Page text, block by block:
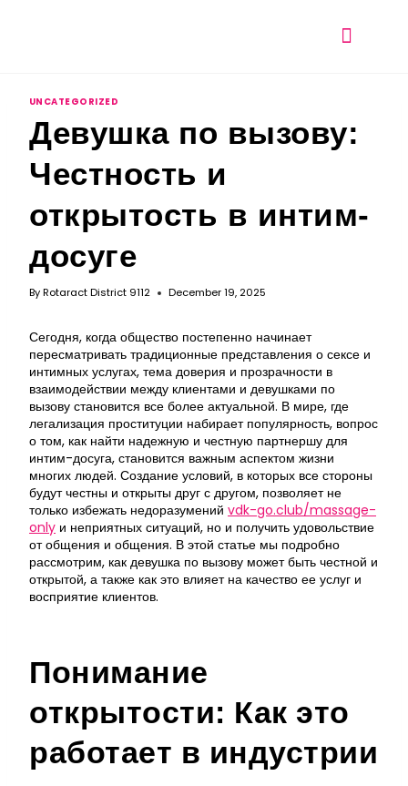
UNCATEGORIZED
Девушка по вызову:
Честность и
открытость в интим-
досуге
ByRotaract District 9112 December 19, 2025
Сегодня, когда общество постепенно начинает
пересматривать традиционные представления о сексе и
интимных услугах, тема доверия и прозрачности в
взаимодействии между клиентами и девушками по
вызову становится все более актуальной. В мире, где
легализация проституции набирает популярность, вопрос
о том, как найти надежную и честную партнершу для
интим-досуга, становится важным аспектом жизни
многих людей. Создание условий, в которых все стороны
будут честны и открыты друг с другом, позволяет не
только избежать недоразумений vdk-go.club/massage-
only и неприятных ситуаций, но и получить удовольствие
от общения и общения. В этой статье мы подробно
рассмотрим, как девушка по вызову может быть честной и
открытой, а также как это влияет на качество ее услуг и
восприятие клиентов.
Понимание
открытости: Как это
работает в индустрии